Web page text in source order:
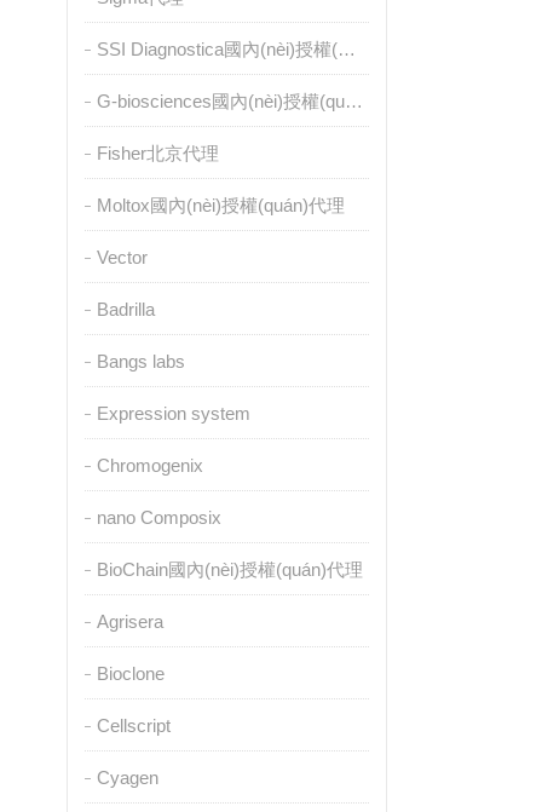
SSI Diagnostica國內(nèi)授權(quán)代理
G-biosciences國內(nèi)授權(quán)代理
Fisher北京代理
Moltox國內(nèi)授權(quán)代理
Vector
Badrilla
Bangs labs
Expression system
Chromogenix
nano Composix
BioChain國內(nèi)授權(quán)代理
Agrisera
Bioclone
Cellscript
Cyagen